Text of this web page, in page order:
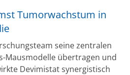
Tumorwachstum in
seine zentralen
Mausmodelle übertragen und
Devimistat synergistisch